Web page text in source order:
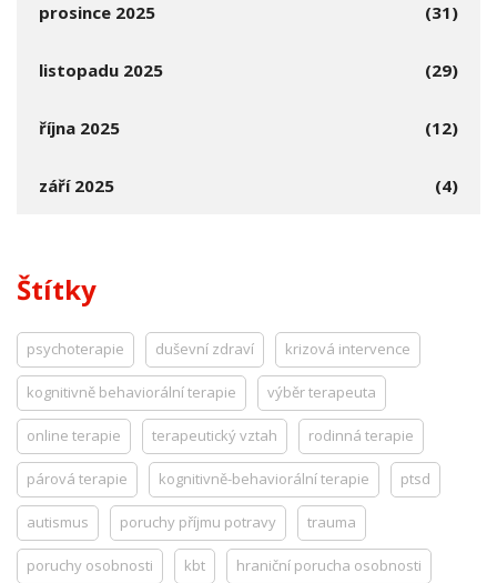
prosince 2025 (31)
listopadu 2025 (29)
října 2025 (12)
září 2025 (4)
Štítky
psychoterapie duševní zdraví krizová intervence
kognitivně behaviorální terapie výběr terapeuta
online terapie terapeutický vztah rodinná terapie
párová terapie kognitivně-behaviorální terapie ptsd
autismus poruchy příjmu potravy trauma
poruchy osobnosti kbt hraniční porucha osobnosti